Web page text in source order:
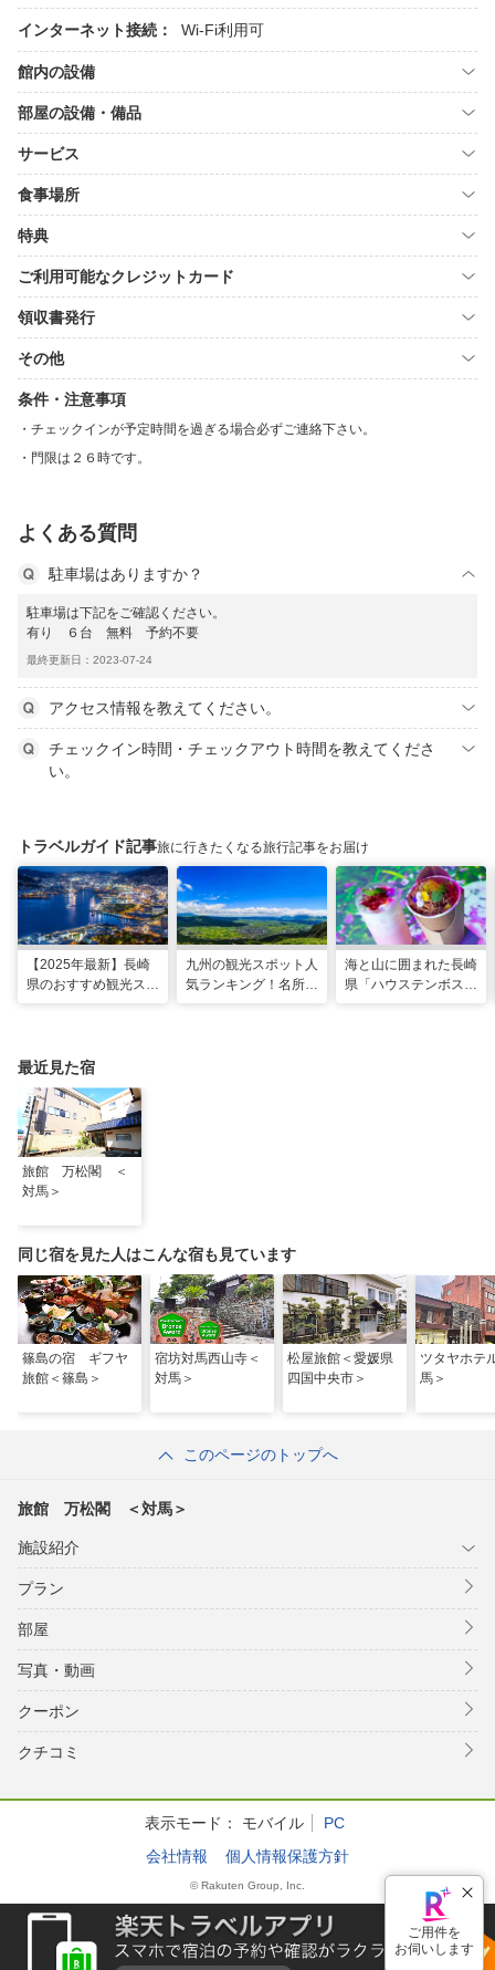
インターネット接続： Wi-Fi利用可
館内の設備
部屋の設備・備品
サービス
食事場所
特典
ご利用可能なクレジットカード
領収書発行
その他
条件・注意事項
チェックインが予定時間を過ぎる場合必ずご連絡下さい。
門限は２６時です。
よくある質問
駐車場はありますか？
駐車場は下記をご確認ください。
有り ６台 無料 予約不要
最終更新日：2023-07-24
アクセス情報を教えてください。
チェックイン時間・チェックアウト時間を教えてくださ
い。
トラベルガイド記事旅に行きたくなる旅行記事をお届け
【2025年最新】長崎
県のおすすめ観光スポ
九州の観光スポット人
気ランキング！名所も
海と山に囲まれた長崎
県「ハウステンボス」
最近見た宿
旅館 万松閣 ＜
対馬＞
同じ宿を見た人はこんな宿も見ています
篠島の宿 ギフヤ
旅館＜篠島＞
宿坊対馬西山寺＜
対馬＞
松屋旅館＜愛媛県
四国中央市＞
ツタヤホテ
馬＞
このページのトップへ
旅館 万松閣 ＜対馬＞
施設紹介
プラン
部屋
写真・動画
クーポン
クチコミ
表示モード： モバイル
PC
会社情報
個人情報保護方針
© Rakuten Group, Inc.
ご用件を
お伺いします